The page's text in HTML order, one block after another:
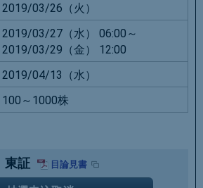
2019/03/26（火）
2019/03/27（水） 06:00～
2019/03/29（金） 12:00
2019/04/13（水）
100～1000株
東証 目論見書